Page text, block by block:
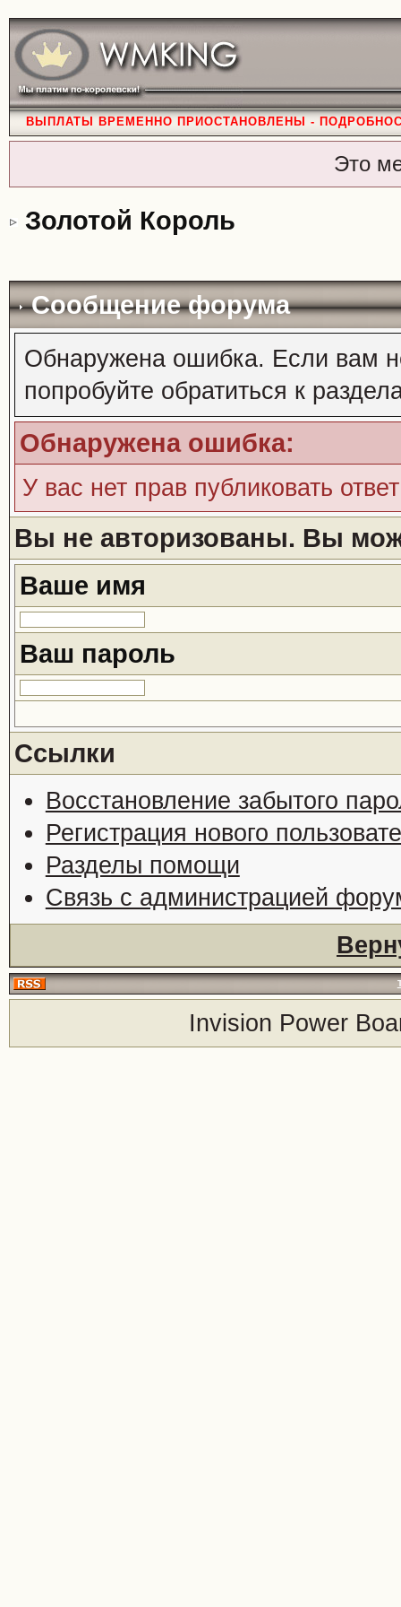
ВЫПЛАТЫ ВРЕМЕННО ПРИОСТАНОВЛЕНЫ -
Это
Золотой Король
Сообщение форума
Обнаружена ошибка. Если вам
попробуйте обратиться к
Обнаружена ошибка:
У вас нет прав публиковать
Вы не авторизованы. Вы
Ваше имя
Ваш пароль
Ссылки
Восстановление забытого
Регистрация нового
Разделы помощи
Связь с администрацией
Invision Power